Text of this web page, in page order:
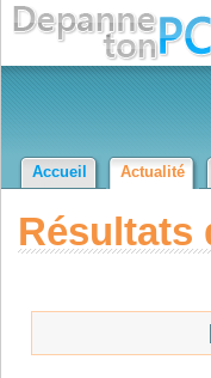
Accueil Actualité
Résultats